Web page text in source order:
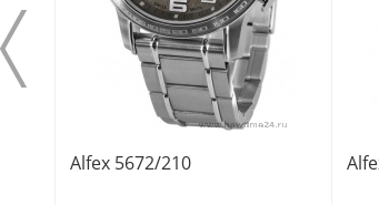
Alfex 5672/210